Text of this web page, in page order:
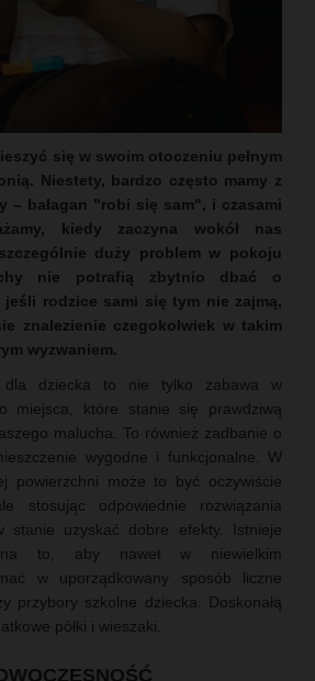
się w swoim otoczeniu pełnym
Niestety, bardzo często mamy z
– bałagan "robi się sam", i czasami
kiedy zaczyna wokół nas
duży problem w pokoju
nie potrafią zbytnio dbać o
jeśli rodzice sami się tym nie zajmą,
znalezienie czegokolwiek w takim
wyzwaniem.
dla dziecka to nie tylko zabawa w
miejsca, które stanie się prawdziwą
malucha. To również zadbanie o
wygodne i funkcjonalne. W
powierzchni może to być oczywiście
stosując odpowiednie rozwiązania
stanie uzyskać dobre efekty. Istnieje
na to, aby nawet w niewielkim
w uporządkowany sposób liczne
przybory szkolne dziecka. Doskonałą
półki i wieszaki.